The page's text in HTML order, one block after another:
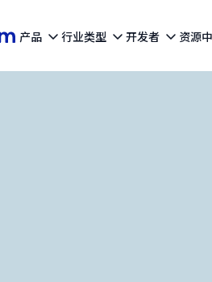
产品 行业类型 开发者 资源